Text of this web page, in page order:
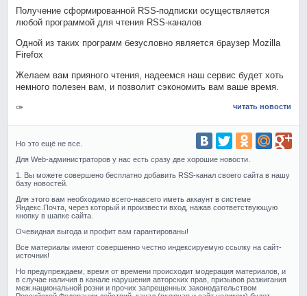
Получение сформированной RSS-подписки осуществляется
любой программой для чтения RSS-каналов
Одной из таких программ безусловно является браузер Mozilla
Firefox
Желаем вам прияного чтения, надеемся наш сервис будет хоть
немного полезен вам, и позволит сэкономить вам ваше время.
✑
читать новости
Но это ещё не все.
Для Web-администраторов у нас есть сразу две хорошие новости.
1. Вы можете совершено бесплатно добавить RSS-канал своего сайта в нашу
базу новостей.
Для этого вам необходимо всего-навсего иметь аккаунт в системе
Яндекс.Почта, через который и произвести вход, нажав соответствующую
кнопку в шапке сайта.
Очевидная выгода и профит вам гарантированы!
Все материалы имеют совершенно честно индексируемую ссылку на сайт-
источник!
Но предупреждаем, время от времени происходит модерация материалов, и
в случае наличия в канале нарушения авторских прав, призывов разжигания
меж.национальной розни и прочих запрещенных законодательством